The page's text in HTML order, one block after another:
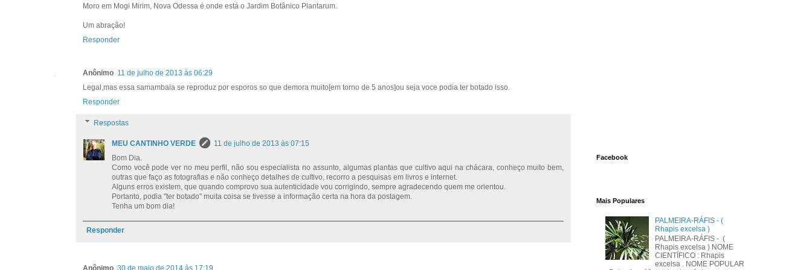
Moro em Mogi Mirim, Nova Odessa é onde está o Jardim Botânico Plantarum.
Um abração!
Responder
Anônimo 11 de julho de 2013 às 06:29
Legal,mas essa samambaia se reproduz por esporos so que demora muito[em torno de 5 anos]ou seja voce podia ter botado isso.
Responder
Respostas
MEU CANTINHO VERDE
11 de julho de 2013 às 07:15
Bom Dia.
Como você pode ver no meu perfil, não sou especialista no assunto, algumas plantas que cultivo aqui na chácara, conheço muito bem,
outras que faço as fotografias e não conheço detalhes de cultivo, recorro a pesquisas em livros e internet.
Alguns erros existem, que quando comprovo sua autenticidade vou corrigindo, sempre agradecendo quem me orientou.
Portanto, podia "ter botado" muita coisa se tivesse a informação certa na hora da postagem.
Tenha um bom dia!
Responder
Anônimo 30 de maio de 2014 às 17:19
Facebook
Mais Populares
PALMEIRA-RÁFIS - (
Rhapis excelsa )
PALMEIRA-RÁFIS - (
Rhapis excelsa ) NOME
CIENTÍFICO : Rhapis
excelsa . NOME POPULAR